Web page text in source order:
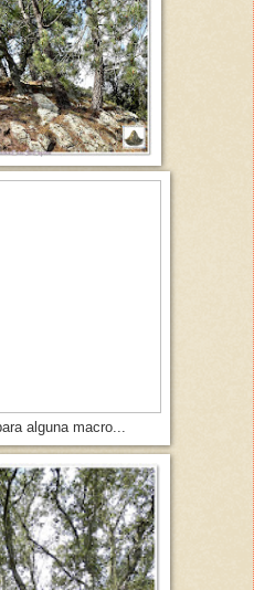
alguna macro...